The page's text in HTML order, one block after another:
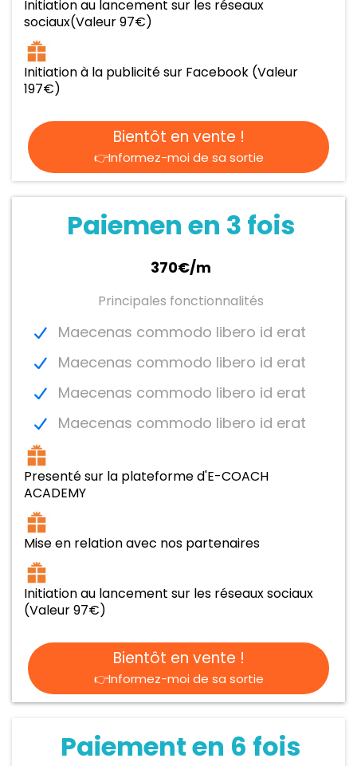
Initiation au lancement sur les réseaux
sociaux(Valeur 97€)
Initiation à la publicité sur Facebook (Valeur
197€)
Bientôt en vente !
👉Informez-moi de sa sortie
Paiemen en 3 fois
370€/m
Principales fonctionnalités
Maecenas commodo libero id erat
Maecenas commodo libero id erat
Maecenas commodo libero id erat
Maecenas commodo libero id erat
Presenté sur la plateforme d'E-COACH
ACADEMY
Mise en relation avec nos partenaires
Initiation au lancement sur les réseaux sociaux
(Valeur 97€)
Bientôt en vente !
👉Informez-moi de sa sortie
Paiement en 6 fois